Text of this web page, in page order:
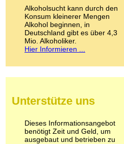
LSD
Marihuana
Medikamente
Meskalin
Metamphetamin
Methadon
Pilze
Psychopharmaka
Schlafmittel
Schmerzmittel
Alkoholsucht kann durch den
Konsum kleinerer Mengen
Alkohol beginnen, in
Deutschland gibt es über 4,3
Mio. Alkoholiker.
Hier Informieren ...
Unterstütze uns
Dieses Informationsangebot
benötigt Zeit und Geld, um
ausgebaut und betrieben zu